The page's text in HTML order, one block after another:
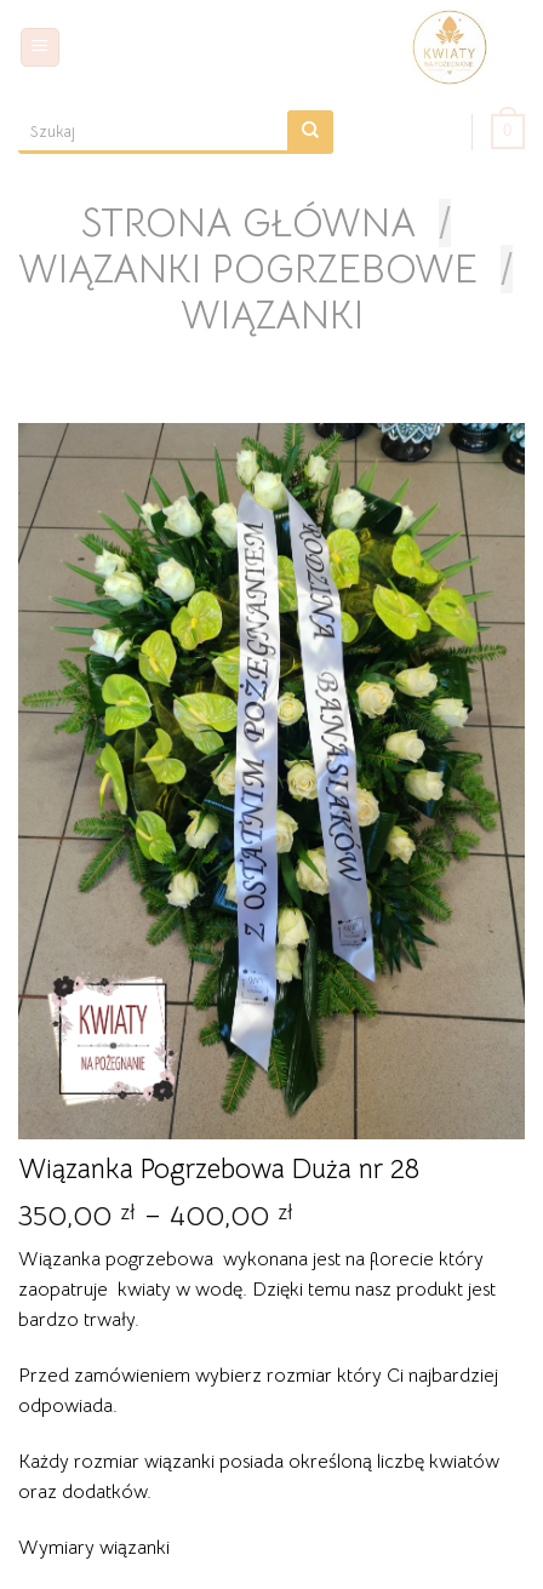
content
Szukaj:
0
STRONA GŁÓWNA /
WIĄZANKI POGRZEBOWE /
WIĄZANKI
Wiązanka Pogrzebowa Duża nr 28
350,00 zł – 400,00 zł
cen:
od
350,00 zł
400,00 zł
Wiązanka pogrzebowa wykonana jest na florecie który
zaopatruje kwiaty w wodę. Dzięki temu nasz produkt jest
bardzo trwały.
Przed zamówieniem wybierz rozmiar który Ci najbardziej
odpowiada.
Każdy rozmiar wiązanki posiada określoną liczbę kwiatów
oraz dodatków.
Wymiary wiązanki